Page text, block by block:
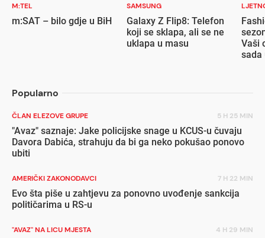
M:TEL
m:SAT – bilo gdje u BiH
SAMSUNG
Galaxy Z Flip8: Telefon
koji se sklapa, ali se ne
uklapa u masu
Vaši
sada
Popularno
ČLAN ELEZOVE GRUPE 5 H 25 MIN
"Avaz" saznaje: Jake policijske snage u KCUS-u čuvaju
Davora Dabića, strahuju da bi ga neko pokušao ponovo
ubiti
AMERIČKI ZAKONODAVCI 7 H 22 MIN
Evo šta piše u zahtjevu za ponovno uvođenje sankcija
političarima u RS-u
"AVAZ" NA LICU MJESTA 4 H 29 MIN